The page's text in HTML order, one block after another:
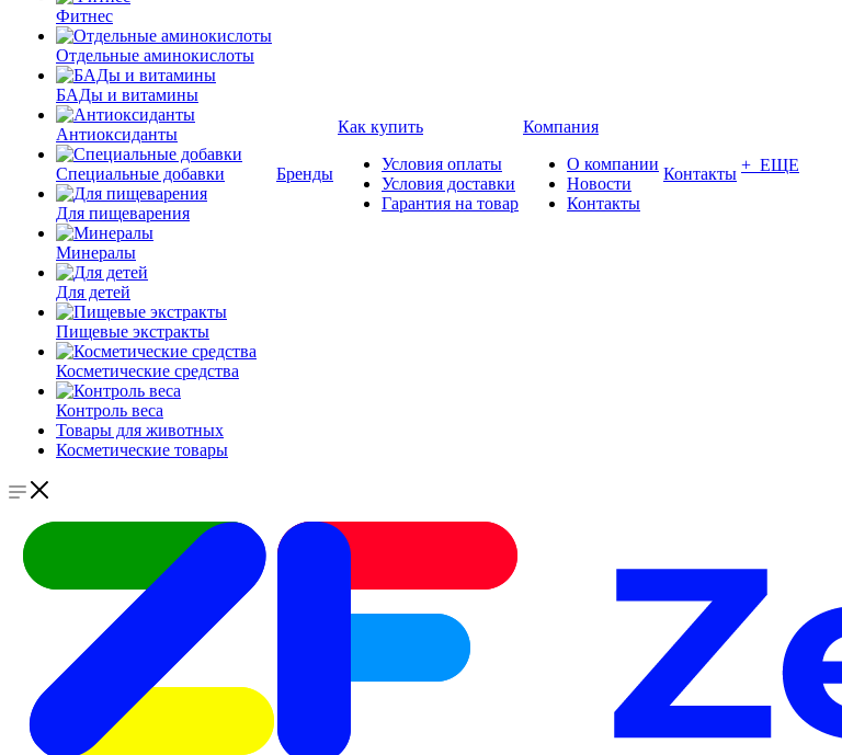
Фитнес
Отдельные аминокислоты
БАДы и витамины
Антиоксиданты
Специальные добавки
Для пищеварения
Минералы
Для детей
Пищевые экстракты
Косметические средства
Контроль веса
Товары для животных
Косметические товары
Бренды
Как купить
Условия оплаты
Условия доставки
Гарантия на товар
Компания
О компании
Новости
Контакты
Контакты + ЕЩЕ